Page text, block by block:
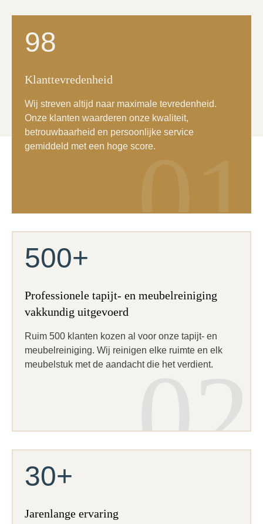
98
Klanttevredenheid
Wij streven altijd naar maximale tevredenheid.
Onze klanten waarderen onze kwaliteit,
betrouwbaarheid en persoonlijke service
gemiddeld met een hoge score.01
500+
Professionele tapijt- en meubelreiniging
vakkundig uitgevoerd
Ruim 500 klanten kozen al voor onze tapijt- en
meubelreiniging. Wij reinigen elke ruimte en elk
meubelstuk met de aandacht die het verdient.
02
30+
Jarenlange ervaring